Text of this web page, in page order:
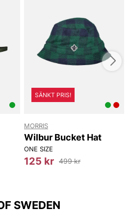
SÄNKT PRIS!
MORRIS
Wilbur Bucket Hat
ONE SIZE
125 kr 499 kr
SWEDEN